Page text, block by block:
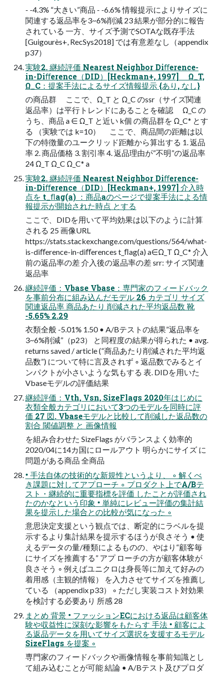
- -4.3% “大きい”商品 - -6.6% 情報提示によりサイズに
関連する返品率を3~6%削減 23 結果が部分的に報告
されている 一方、サイズ予測でSOTAな既存手法
[Guigourès+, RecSys2018] では有意差なし（appendix
p37）
実験2. 継続評価 Nearest Neighbor Diﬀerence-
in-Diﬀerence（DID）[Heckman+, 1997] Ω_T,
Ω_C：提案手法によるサイズ情報提示 {あり, なし}
の商品群 ここで、Ω_T と Ω_C のssr（サイズ関連
返品率）は平行トレンドにあることを確認 Ω_C の
うち、商品 a ∈ Ω_T と近い k個 の商品群を Ω_C* とす
る （実験では k=10） ここで、商品間の距離は以
下の特徴量のユークリッド距離から算出する 1. 返品
率 2. 商品価格 3. 割引率 4. 返品理由が”不明”の返品率
24 Ω_T Ω_C Ω_C* a
実験2. 継続評価 Nearest Neighbor Diﬀerence-
in-Diﬀerence（DID）[Heckman+, 1997] 介入時
点を t_ﬂag(a) ：商品aのページで提案手法による情
報提示が開始された時点 とする
ここで、DIDを用いて平均効果は以下のように計算
される 25 画像URL
https://stats.stackexchange.com/questions/564/what-
is-diﬀerence-in-diﬀerences t_ﬂag(a) a∈Ω_T Ω_C* 介入
前の返品率の差 介入後の返品率の差 srr: サイズ関連
返品率
継続評価：Vbase Vbase：専門家のフィードバック
を事前分布に組み込んだモデル 26 カテゴリ サイズ
関連返品率 商品あたり 削減された平均返品数 靴
-5.65% 2.29
衣類全般 -5.01% 1.50 • A/Bテストの結果”返品率を
3~6%削減”（p23） と同程度の結果が得られた • avg.
returns saved / article (“商品あたり削減された平均返
品数”) について特に言及されず ◦ 返品数でみるとイ
ンパクトが小さいような気もする 表. DIDを用いた
Vbaseモデルの評価結果
継続評価：Vth, Vsn, SizeFlags 2020年はじめに
衣類全般カテゴリにおいて3つのモデルを同時に評
価 27 図. Vbaseモデルと比較して削減した返品数の
割合 閾値調整 と 画像情報
を組み合わせた SizeFlags がバランスよく効率的
2020/04に14カ国にロールアウト 明らかにサイズ に
問題がある商品 全商品
• 手法自体の技術的な新規性というより、 ◦ 解くべ
き課題に対してアプローチ ◦ プロダクト上でA/Bテ
スト・継続的に重要指標を評価 したことが評価され
たのかなという印象 • 単純にレビュー評価の集計結
果を提示した場合との比較が気になった ◦
意思決定支援という観点では、断定的にラベルを提
示するより集計結果を提示するほうが良さそう • 使
えるデータの量/種類によるものの、やはり“顧客毎
にサイズを推薦する” アプ ローチの方が顧客体験が
良さそう ◦ 例えばユニクロは身長等に加えて好みの
着用感（主観的情報） を入力させてサイズを推薦し
ている （appendix p33） ◦ ただし実装コスト対効果
を検討する必要あり 所感 28
まとめ 背景 • ファッションECにおける返品は顧客体
験や収益性に深刻な影響をもたらす 手法 • 顧客によ
る返品データを用いてサイズ選択を支援するモデル
SizeFlags を提案 ◦
専門家のフィードバックや画像情報を事前知識とし
て組み込むことが可能 結論 • A/Bテスト及びプロダ